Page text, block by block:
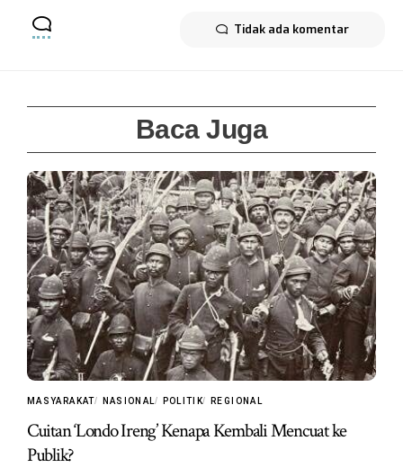
Tidak ada komentar
Baca Juga
MASYARAKAT NASIONAL POLITIK REGIONAL
Cuitan ‘Londo Ireng’ Kenapa Kembali Mencuat ke
Publik?